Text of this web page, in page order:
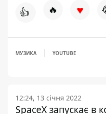
👍 🔥 ♥
МУЗИКА YOUTUBE
12:24, 13 січня 2022
SpaceX запускає в